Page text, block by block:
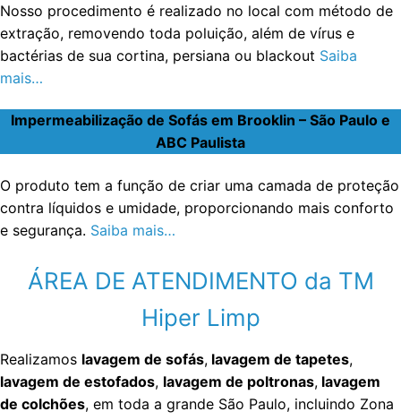
Nosso procedimento é realizado no local com método de
extração, removendo toda poluição, além de vírus e
bactérias de sua cortina, persiana ou blackout Saiba
mais…
Impermeabilização de Sofás em Brooklin – São Paulo e
ABC Paulista
O produto tem a função de criar uma camada de proteção
contra líquidos e umidade, proporcionando mais conforto
e segurança. Saiba mais…
ÁREA DE ATENDIMENTO da TM
Hiper Limp
Realizamos lavagem de sofás, lavagem de tapetes,
lavagem de estofados, lavagem de poltronas, lavagem
de colchões, em toda a grande São Paulo, incluindo Zona